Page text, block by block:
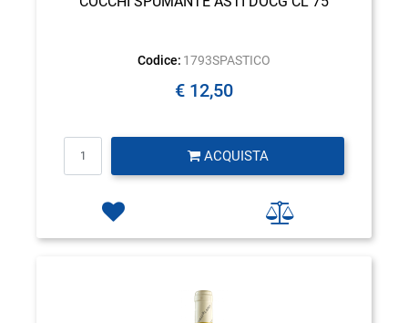
Codice: 1793SPASTICO
€ 12,50
ACQUISTA